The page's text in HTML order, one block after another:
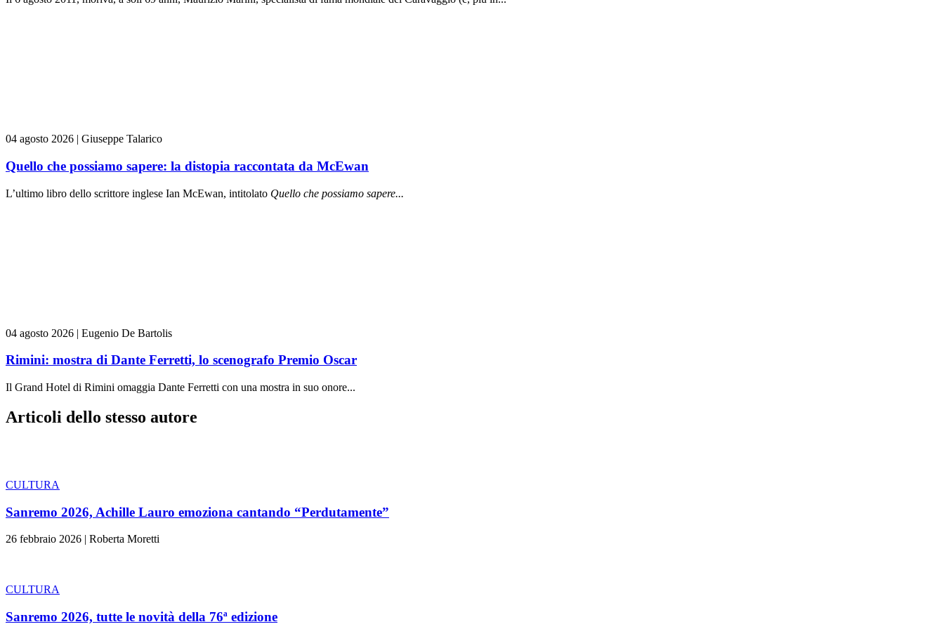
04 agosto 2026 | Giuseppe Talarico
Quello che possiamo sapere: la distopia raccontata da McEwan
L’ultimo libro dello scrittore inglese Ian McEwan, intitolato Quello che possiamo sapere...
04 agosto 2026 | Eugenio De Bartolis
Rimini: mostra di Dante Ferretti, lo scenografo Premio Oscar
Il Grand Hotel di Rimini omaggia Dante Ferretti con una mostra in suo onore...
Articoli dello stesso autore
CULTURA
Sanremo 2026, Achille Lauro emoziona cantando “Perdutamente”
26 febbraio 2026 | Roberta Moretti
CULTURA
Sanremo 2026, tutte le novità della 76ª edizione